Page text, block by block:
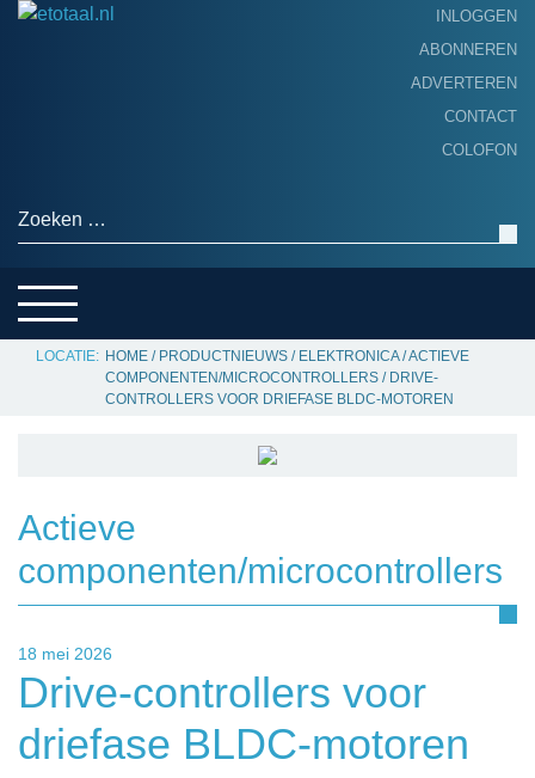
INLOGGEN
ABONNEREN
ADVERTEREN
CONTACT
COLOFON
Zoeken naar:
SERVICE
HOME / PRODUCTNIEUWS / ELEKTRONICA/ACTIEVE
COMPONENTEN/MICROCONTROLLERS / DRIVE-
CONTROLLERS VOOR DRIEFASE BLDC-MOTOREN
Actieve
componenten/microcontrollers
18 mei 2026
Drive-controllers voor
driefase BLDC-motoren